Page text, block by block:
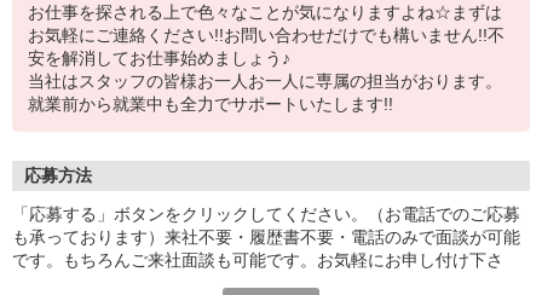
お仕事を探される上で色々なことが気になりますよね☆まずは
お気軽にご連絡ください!!お問い合わせだけでも構いません!!不
安を解消してお仕事始めましょう♪
当社はスタッフの皆様お一人お一人に専属の担当がおります。
就業前から就業中も全力でサポートいたします!!
応募方法
「応募する」ボタンをクリックしてください。（お電話でのご応募
も承っております）来社不要・履歴書不要・電話のみで面談が可能
です。もちろんご来社面談も可能です。お気軽にお申し付け下さ